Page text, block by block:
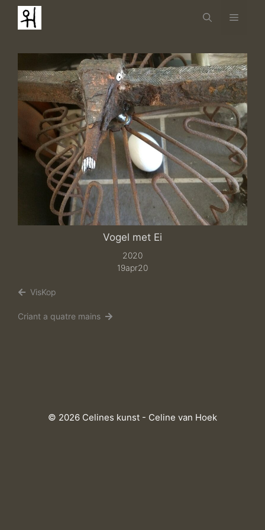
naar
inhoud
Menu
Vogel met Ei
2020
19apr20
VisKop
Criant a quatre mains
© 2026 Celines kunst - Celine van Hoek